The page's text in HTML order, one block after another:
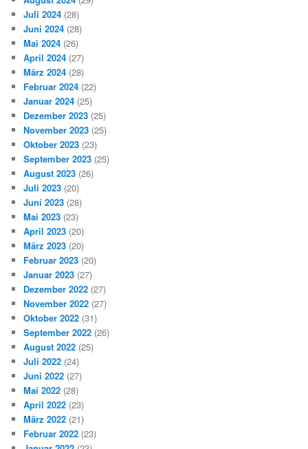
Juli 2024 (28)
Juni 2024 (28)
Mai 2024 (26)
April 2024 (27)
März 2024 (28)
Februar 2024 (22)
Januar 2024 (25)
Dezember 2023 (25)
November 2023 (25)
Oktober 2023 (23)
September 2023 (25)
August 2023 (26)
Juli 2023 (20)
Juni 2023 (28)
Mai 2023 (23)
April 2023 (20)
März 2023 (20)
Februar 2023 (20)
Januar 2023 (27)
Dezember 2022 (27)
November 2022 (27)
Oktober 2022 (31)
September 2022 (26)
August 2022 (25)
Juli 2022 (24)
Juni 2022 (27)
Mai 2022 (28)
April 2022 (23)
März 2022 (21)
Februar 2022 (23)